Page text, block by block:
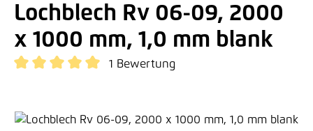
Lochblech Rv 06-09, 2000
x 1000 mm, 1,0 mm blank
1 Bewertung
Bildergalerie überspringen